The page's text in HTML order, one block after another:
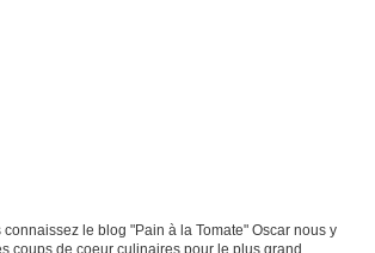
le blog "Pain à la Tomate" Oscar nous y
coups de coeur culinaires pour le plus grand